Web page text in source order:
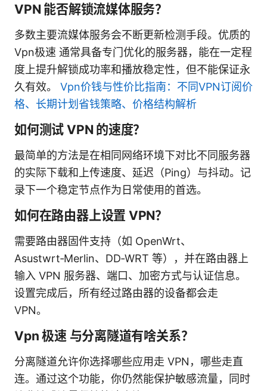
VPN 能否解锁流媒体服务？
多数主要流媒体服务会不断更新检测手段。优质的
Vpn极速 通常具备专门优化的服务器，能在一定程
度上提升解锁成功率和播放稳定性，但不能保证永
久有效。 Vpn价钱与性价比指南：不同VPN订阅价
格、长期计划省钱策略、价格结构解析
如何测试 VPN 的速度？
最简单的方法是在相同网络环境下对比不同服务器
的实际下载和上传速度、延迟（Ping）与抖动。记
录下一个稳定节点作为日常使用的首选。
如何在路由器上设置 VPN？
需要路由器固件支持（如 OpenWrt、
Asustwrt‑Merlin、DD‑WRT 等），并在路由器上
输入 VPN 服务器、端口、加密方式与认证信息。
设置完成后，所有经过路由器的设备都会走
VPN。
Vpn 极速 与分离隧道有啥关系？
分离隧道允许你选择哪些应用走 VPN，哪些走直
连。通过这个功能，你仍然能保护敏感流量，同时